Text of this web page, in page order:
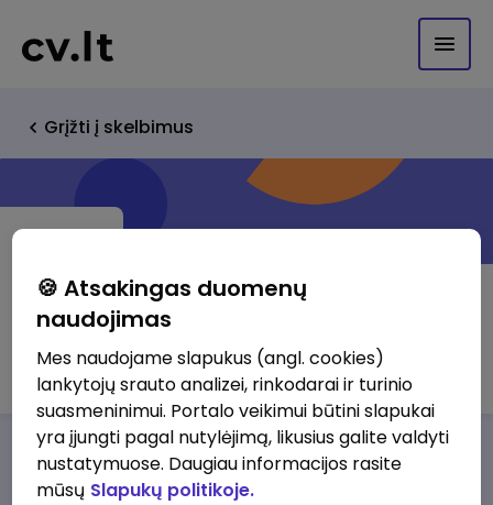
Grįžti į skelbimus
Magneta logistics, UAB
Darbo pasiūlymaiApie musPrivalumai
🍪 Atsakingas duomenų
naudojimas
Mes naudojame slapukus (angl. cookies)
lankytojų srauto analizei, rinkodarai ir turinio
suasmeninimui. Portalo veikimui būtini slapukai
yra įjungti pagal nutylėjimą, likusius galite valdyti
nustatymuose. Daugiau informacijos rasite
mūsų Slapukų politikoje.